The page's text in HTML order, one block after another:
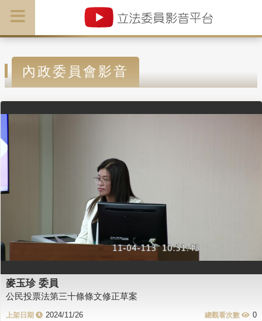
內政委員會影音
麥玉珍 委員
公民投票法第三十條條文修正草案
2024/11/26 0